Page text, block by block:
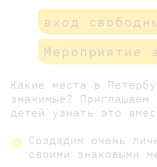
вход
Мероприятие
Какие места в
значимые? Приглашаем
детей узнать это
Создадим очень
своими знаковыми